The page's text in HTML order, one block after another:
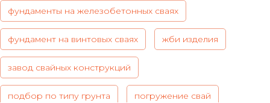
фундаменты на железобетонных сваях
фундамент на винтовых сваях жби изделия
завод свайных конструкций
подбор по типу грунта погружение свай